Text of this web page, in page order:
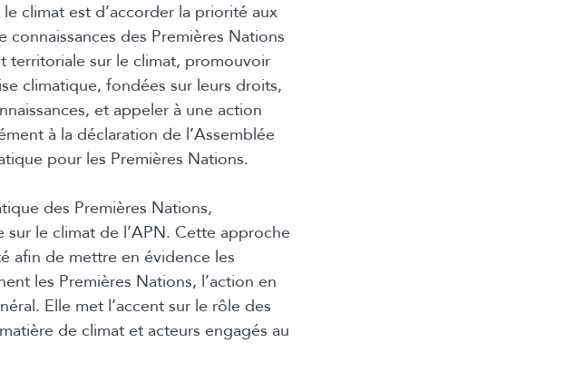
climat est d’accorder la priorité aux
des Premières Nations
territoriale sur le climat, promouvoir
climatique, fondées sur leurs droits,
et appeler à une action
à la déclaration de l’Assemblée
pour les Premières Nations.
des Premières Nations,
le climat de l’APN. Cette approche
afin de mettre en évidence les
les Premières Nations, l’action en
Elle met l’accent sur le rôle des
de climat et acteurs engagés au